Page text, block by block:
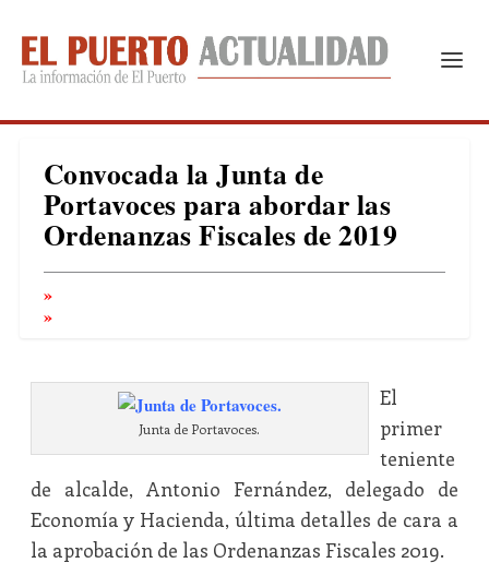
Convocada la Junta de
Portavoces para abordar las
Ordenanzas Fiscales de 2019
Junta de Portavoces.
El
primer
teniente
de alcalde, Antonio Fernández, delegado de
Economía y Hacienda, última detalles de cara a
la aprobación de las Ordenanzas Fiscales 2019.